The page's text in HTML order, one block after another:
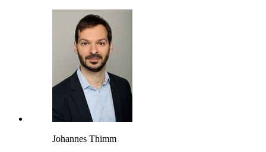
Johannes Thimm